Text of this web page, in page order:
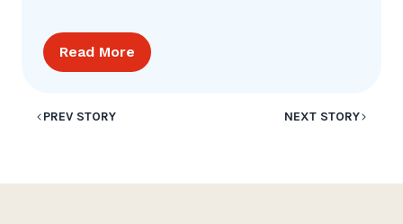
Read More
PREV STORY NEXT STORY